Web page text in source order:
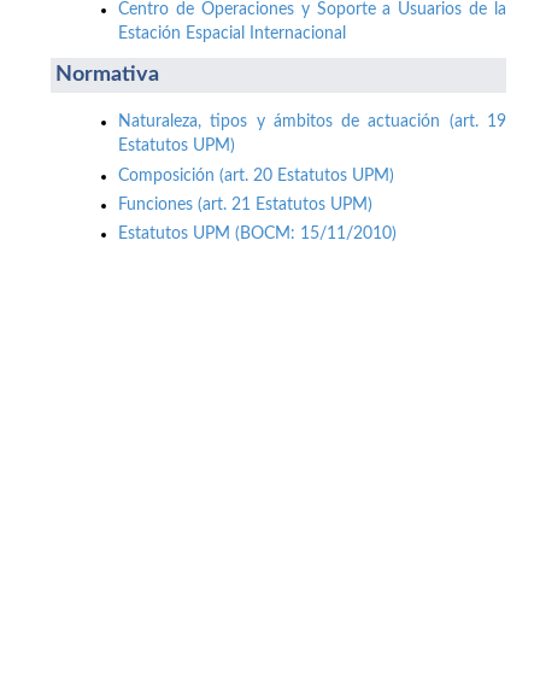
Centro de Operaciones y Soporte a Usuarios de la
Estación Espacial Internacional
Normativa
Naturaleza, tipos y ámbitos de actuación (art. 19
Estatutos UPM)
Composición (art. 20 Estatutos UPM)
Funciones (art. 21 Estatutos UPM)
Estatutos UPM (BOCM: 15/11/2010)